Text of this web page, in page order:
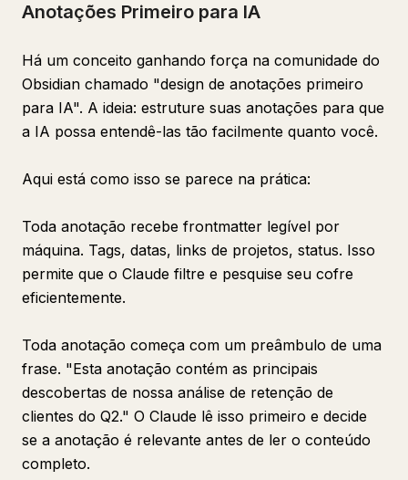
Anotações Primeiro para IA
Há um conceito ganhando força na comunidade do
Obsidian chamado "design de anotações primeiro
para IA". A ideia: estruture suas anotações para que
a IA possa entendê-las tão facilmente quanto você.
Aqui está como isso se parece na prática:
Toda anotação recebe frontmatter legível por
máquina. Tags, datas, links de projetos, status. Isso
permite que o Claude filtre e pesquise seu cofre
eficientemente.
Toda anotação começa com um preâmbulo de uma
frase. "Esta anotação contém as principais
descobertas de nossa análise de retenção de
clientes do Q2." O Claude lê isso primeiro e decide
se a anotação é relevante antes de ler o conteúdo
completo.